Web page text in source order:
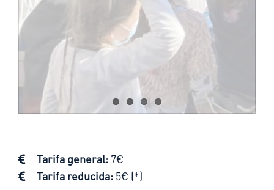
Tarifa general:7€
Tarifa reducida:5€ (*)